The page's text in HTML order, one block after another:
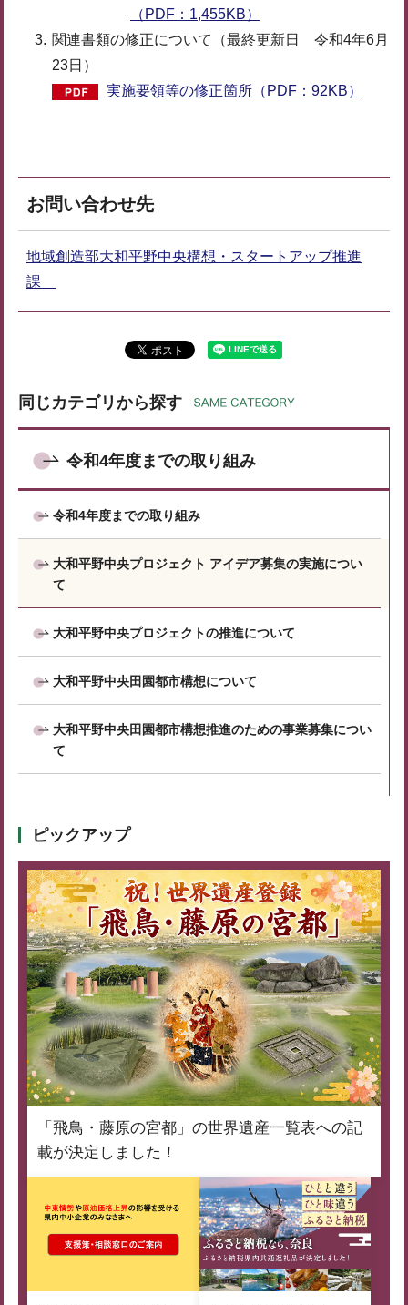
（PDF：1,455KB）
関連書類の修正について（最終更新日 令和4年6月
23日）
実施要領等の修正箇所（PDF：92KB）
お問い合わせ先
地域創造部大和平野中央構想・スタートアップ推進
課
同じカテゴリから探す
令和4年度までの取り組み
令和4年度までの取り組み
大和平野中央プロジェクト アイデア募集の実施につい
て
大和平野中央プロジェクトの推進について
大和平野中央田園都市構想について
大和平野中央田園都市構想推進のための事業募集につい
て
ピックアップ
「飛鳥・藤原の宮都」の世界遺産一覧表への記
載が決定しました！